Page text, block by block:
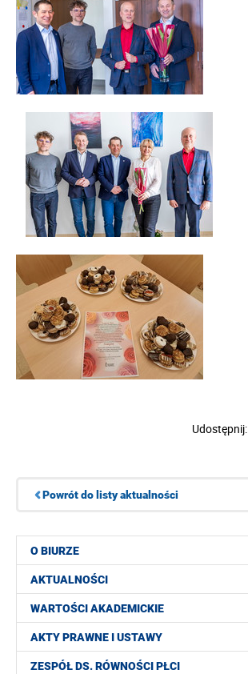
O BIURZE
AKTUALNOŚCI
WARTOŚCI AKADEMICKIE
AKTY PRAWNE I USTAWY
ZESPÓŁ DS. RÓWNOŚCI PŁCI
Udostępnij:
Powrót do listy aktualności